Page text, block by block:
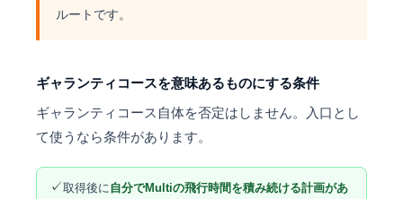
ルートです。
ギャランティコースを意味あるものにする条件
ギャランティコース自体を否定はしません。入口とし
て使うなら条件があります。
✓取得後に 自分でMultiの飛行時間を積み続ける計画があ